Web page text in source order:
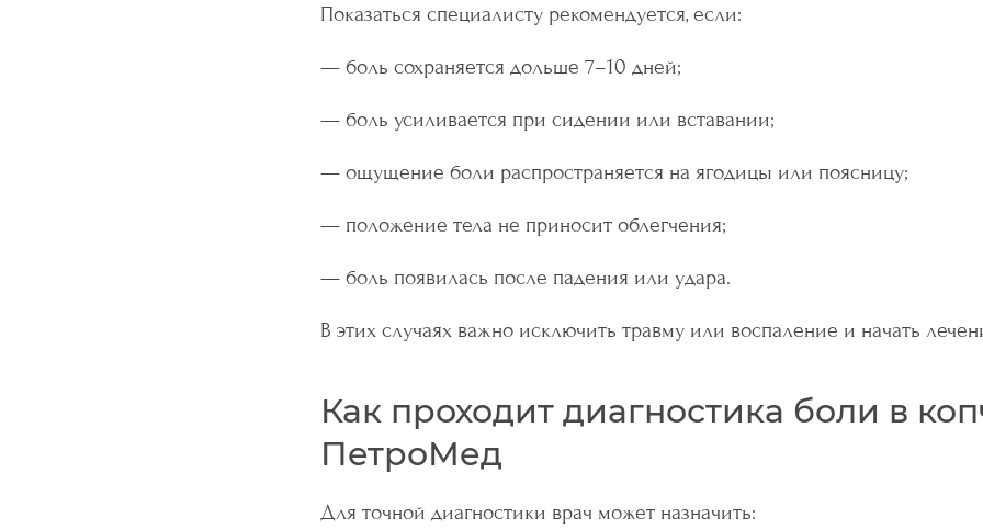
Показаться специалисту рекомендуется, если:
— боль сохраняется дольше 7–10 дней;
— боль усиливается при сидении или вставании;
— ощущение боли распространяется на ягодицы или поясницу;
— положение тела не приносит облегчения;
— боль появилась после падения или удара.
В этих случаях важно исключить травму или воспаление и начать
Как проходит диагностика боли в
ПетроМед
Для точной диагностики врач может назначить: